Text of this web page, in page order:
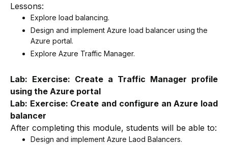
Lessons:
Explore load balancing.
Design and implement Azure load balancer using the
Azure portal.
Explore Azure Traffic Manager.
Lab: Exercise: Create a Traffic Manager profile
using the Azure portal
Lab: Exercise: Create and configure an Azure load
balancer
After completing this module, students will be able to:
Design and implement Azure Laod Balancers.